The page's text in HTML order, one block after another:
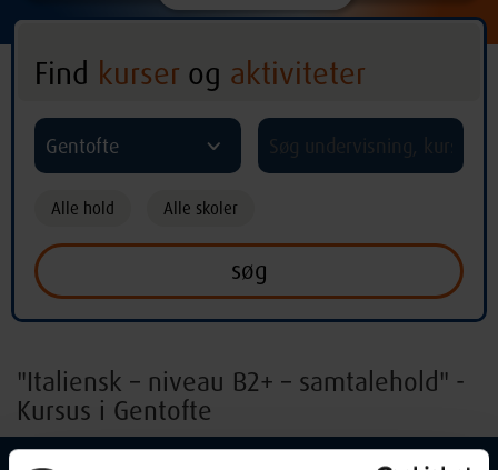
Find kurser og aktiviteter
Gentofte ^
Alle hold Alle skoler
"Italiensk – niveau B2+ – samtalehold" -
Kursus i Gentofte